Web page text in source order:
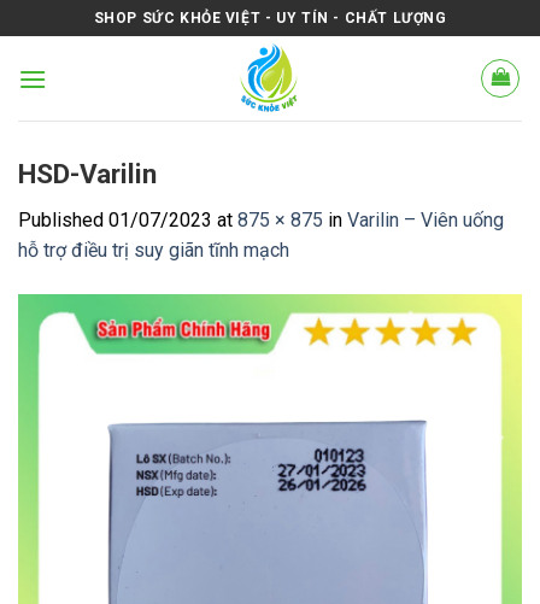
to
content
SHOP SỨC KHỎE VIỆT - UY TÍN - CHẤT LƯỢNG
HSD-Varilin
Published 01/07/2023 at 875 × 875 in Varilin – Viên uống
hỗ trợ điều trị suy giãn tĩnh mạch